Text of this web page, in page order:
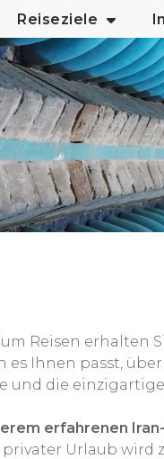
Reiseziele
Reisen erhalten
Ihnen passt,
und die
erfahrenen
Urlaub